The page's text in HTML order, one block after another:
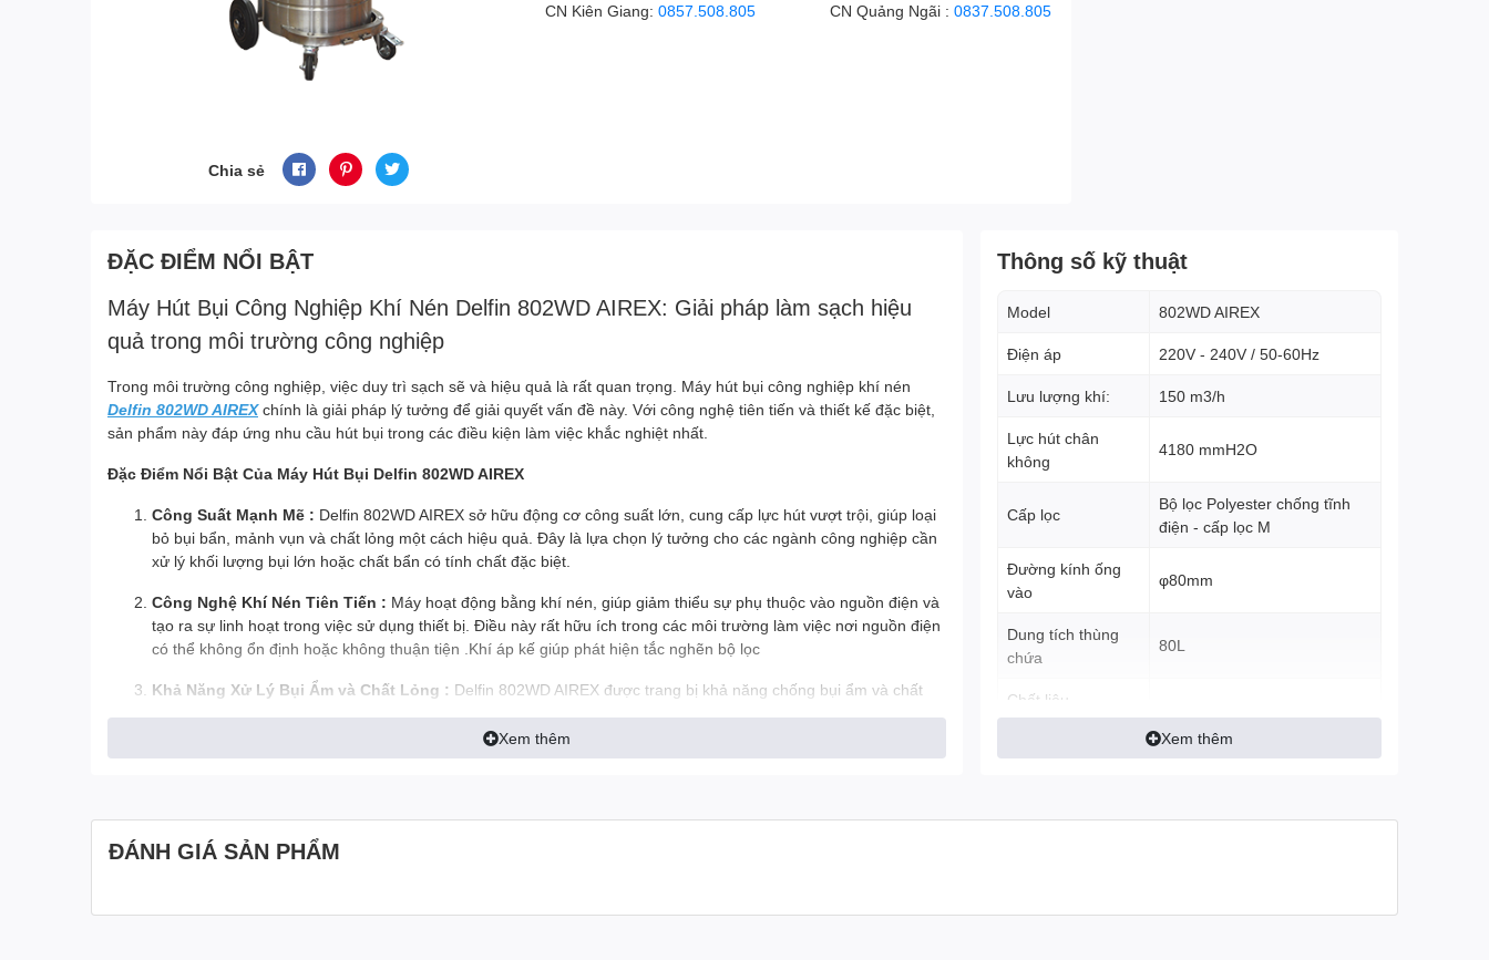
Chia sẻ
CN Kiên Giang:0857.508.805 CN Quảng Ngãi :0837.508.805
ĐẶC ĐIỂM NỔI BẬT
Máy Hút Bụi Công Nghiệp Khí Nén Delfin 802WD AIREX: Giải pháp làm sạch hiệu
quả trong môi trường công nghiệp
Trong môi trường công nghiệp, việc duy trì sạch sẽ và hiệu quả là rất quan trọng. Máy hút bụi công nghiệp khí nén
Delfin 802WD AIREXchính là giải pháp lý tưởng để giải quyết vấn đề này. Với công nghệ tiên tiến và thiết kế đặc biệt,
sản phẩm này đáp ứng nhu cầu hút bụi trong các điều kiện làm việc khắc nghiệt nhất.
Đặc Điểm Nổi Bật Của Máy Hút Bụi Delfin 802WD AIREX
Công Suất Mạnh Mẽ : Delfin 802WD AIREX sở hữu động cơ công suất lớn, cung cấp lực hút vượt trội, giúp loại
bỏ bụi bẩn, mảnh vụn và chất lỏng một cách hiệu quả. Đây là lựa chọn lý tưởng cho các ngành công nghiệp cần
xử lý khối lượng bụi lớn hoặc chất bẩn có tính chất đặc biệt.
Công Nghệ Khí Nén Tiên Tiến : Máy hoạt động bằng khí nén, giúp giảm thiểu sự phụ thuộc vào nguồn điện và
tạo ra sự linh hoạt trong việc sử dụng thiết bị. Điều này rất hữu ích trong các môi trường làm việc nơi nguồn điện
có thể không ổn định hoặc không thuận tiện .Khí áp kế giúp phát hiện tắc nghẽn bộ lọc
Khả Năng Xử Lý Bụi Ẩm và Chất Lỏng : Delfin 802WD AIREX được trang bị khả năng chống bụi ẩm và chất
có độ ẩm cao hoặc có sự xuất hiện của chất lỏng. Hệ thống phao báo mực nước khi đầy.
Thiết Kế Dễ Dàng Bảo Trì :
bảo trì. Các bộ phận của máy có thể được tháo rời và làm sạch dễ dàng, nâng cao tuổi thọ của thiết bị.
Xem thêm
Thông số kỹ thuật
Model 802WD AIREX
Điện áp 220V - 240V / 50-60Hz
Lưu lượng khí: 150 m3/h
Lực hút chân
không
4180 mmH2O
Cấp lọc
Bộ lọc Polyester chống tĩnh
điện - cấp lọc M
Đường kính ống
vào
φ80mm
Dung tích thùng
chứa
80L
Chất liệu
thùng chứa
Chiều dài dây
Trọng lượng 40 Kg
Xem thêm
ĐÁNH GIÁ SẢN PHẨM